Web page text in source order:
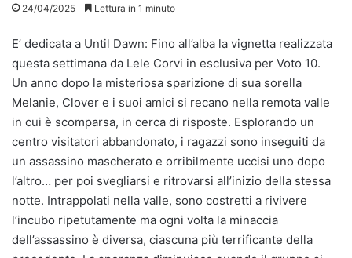
24/04/2025 Lettura in 1 minuto
E’ dedicata a Until Dawn: Fino all’alba la vignetta realizzata
questa settimana da Lele Corvi in esclusiva per Voto 10.
Un anno dopo la misteriosa sparizione di sua sorella
Melanie, Clover e i suoi amici si recano nella remota valle
in cui è scomparsa, in cerca di risposte. Esplorando un
centro visitatori abbandonato, i ragazzi sono inseguiti da
un assassino mascherato e orribilmente uccisi uno dopo
l’altro… per poi svegliarsi e ritrovarsi all’inizio della stessa
notte. Intrappolati nella valle, sono costretti a rivivere
l’incubo ripetutamente ma ogni volta la minaccia
dell’assassino è diversa, ciascuna più terrificante della